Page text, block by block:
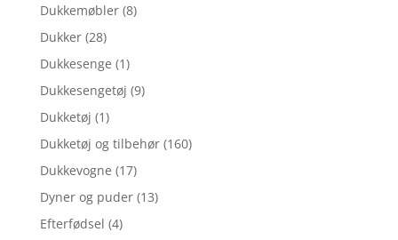
Dukkemøbler (8)
Dukker (28)
Dukkesenge (1)
Dukkesengetøj (9)
Dukketøj (1)
Dukketøj og tilbehør (160)
Dukkevogne (17)
Dyner og puder (13)
Efterfødsel (4)